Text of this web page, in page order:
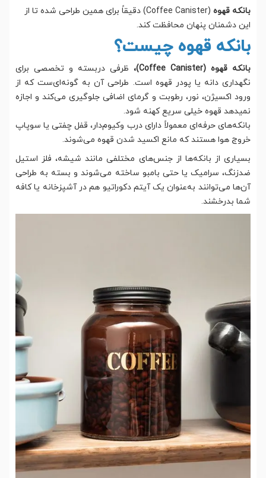
بانکه قهوه
(Coffee Canister) دقیقاً برای همین طراحی شده تا از
این دشمنان پنهان محافظت کند.
بانکه قهوه چیست؟
بانکه قهوه (Coffee Canister)،
ظرفی دربسته و تخصصی برای
نگهداری دانه یا پودر قهوه است. طراحی آن به گونه‌ای‌ست که از
ورود اکسیژن، نور، رطوبت و گرمای اضافی جلوگیری می‌کند و اجازه
نمیدهد قهوه خیلی سریع کهنه شود.
بانکه‌های حرفه‌ای معمولاً دارای درب وکیوم‌دار، قفل چفتی یا سوپاپ
خروج هوا هستند که مانع اکسید شدن قهوه می‌شوند.
بسیاری از بانکه‌ها از جنس‌های مختلفی مانند شیشه، فلز استیل
ضدزنگ، سرامیک یا حتی بامبو ساخته می‌شوند و بسته به طراحی
آن‌ها می‌توانند به‌عنوان یک آیتم دکوراتیو هم در آشپزخانه یا کافه
شما بدرخشند.